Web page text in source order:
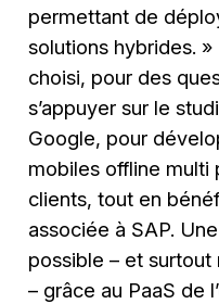
permettant de
solutions hybrides.
choisi, pour des
s’appuyer sur le
Google, pour
mobiles offline multi
clients, tout en
associée à SAP.
possible – et
– grâce au PaaS de